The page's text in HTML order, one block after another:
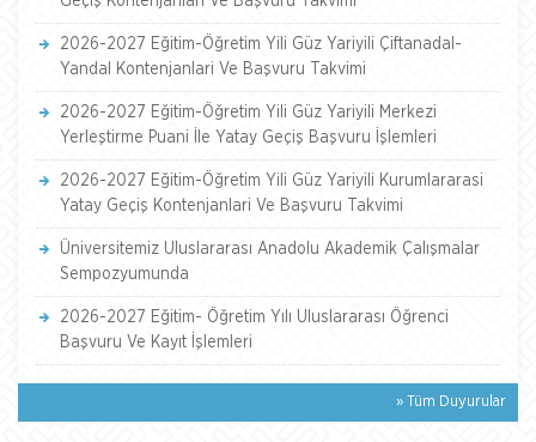
2026-2027 Eğitim-Öğretim Yili Güz Yariyili Çiftanadal-
Yandal Kontenjanlari Ve Başvuru Takvimi
2026-2027 Eğitim-Öğretim Yili Güz Yariyili Merkezi
Yerleştirme Puani İle Yatay Geçiş Başvuru İşlemleri
2026-2027 Eğitim-Öğretim Yili Güz Yariyili Kurumlararasi
Yatay Geçiş Kontenjanlari Ve Başvuru Takvimi
Üniversitemiz Uluslararası Anadolu Akademik Çalışmalar
Sempozyumunda
2026-2027 Eğitim- Öğretim Yılı Uluslararası Öğrenci
Başvuru Ve Kayıt İşlemleri
» Tüm Duyurular